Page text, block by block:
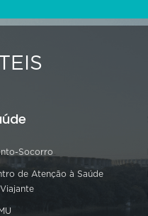
Socorro
de Atenção à Saúde